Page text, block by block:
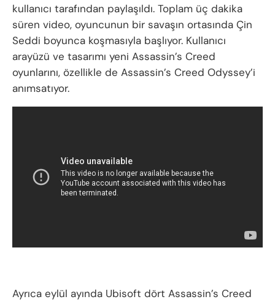
kullanıcı tarafından paylaşıldı. Toplam üç dakika
süren video, oyuncunun bir savaşın ortasında Çin
Seddi boyunca koşmasıyla başlıyor. Kullanıcı
arayüzü ve tasarımı yeni Assassin’s Creed
oyunlarını, özellikle de Assassin’s Creed Odyssey’i
anımsatıyor.
Ayrıca eylül ayında Ubisoft dört Assassin’s Creed